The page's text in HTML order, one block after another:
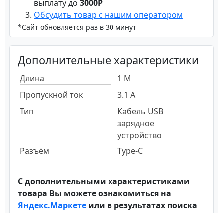
выплату до 3000Р
Обсудить товар с нашим оператором
*Сайт обновляется раз в 30 минут
Дополнительные характеристики
Длина
1 М
Пропускной ток
3.1 А
Тип
Кабель USB
зарядное
устройство
Разъём
Type-C
С дополнительными характеристиками
товара Вы можете ознакомиться на
Яндекс.Маркете или в результатах поиска